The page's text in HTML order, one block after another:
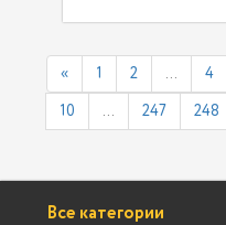
« 1 2 ... 4
10 ... 247 248
Все категории